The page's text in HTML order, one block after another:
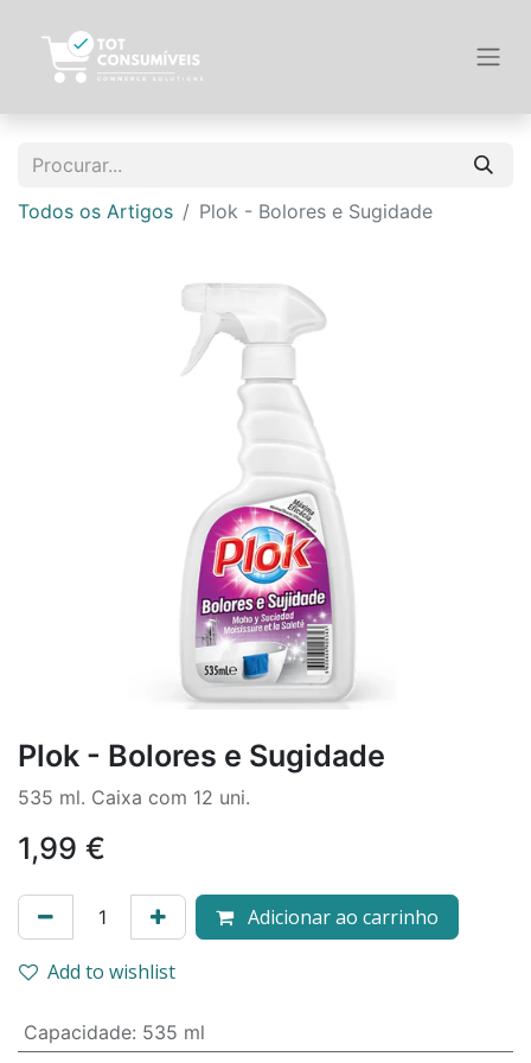
Todos os Artigos Plok - Bolores e Sugidade
Plok - Bolores e Sugidade
535 ml. Caixa com 12 uni.
1,99 €
Adicionar ao carrinho
Add to wishlist
Capacidade: 535 ml